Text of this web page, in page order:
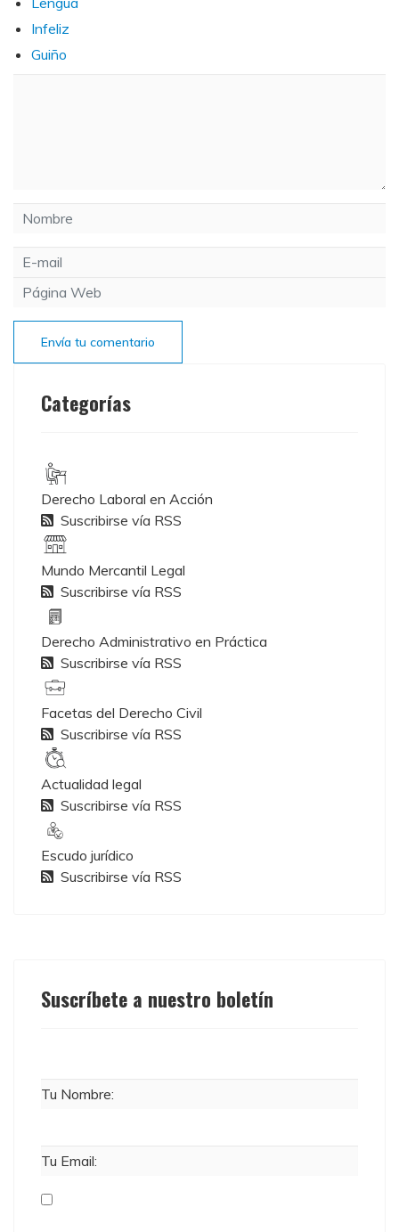
Infeliz
Guiño
Envía tu comentario
Categorías
Derecho Laboral en Acción
Suscribirse vía RSS
Mundo Mercantil Legal
Suscribirse vía RSS
Derecho Administrativo en Práctica
Suscribirse vía RSS
Facetas del Derecho Civil
Suscribirse vía RSS
Actualidad legal
Suscribirse vía RSS
Escudo jurídico
Suscribirse vía RSS
Suscríbete a nuestro boletín
Tu Nombre:
Tu Email: